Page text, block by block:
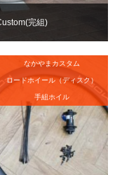
完組)
なかやまカスタム
ロードホイール（ディスク）
手組ホイル